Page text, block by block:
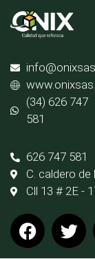
(34) 626 747
581
626 747 581
C. caldero
Cll 13 # 2E -